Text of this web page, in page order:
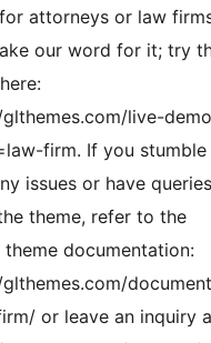
attorneys or law
our word for it; try
live-
firm. If you stumble
issues or have
theme, refer to the
documentation:
or leave an inquiry